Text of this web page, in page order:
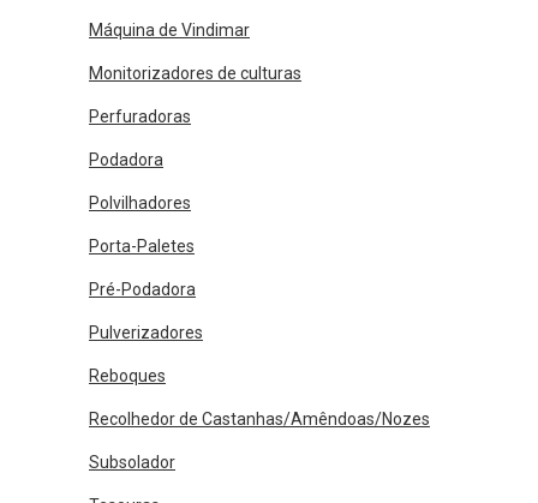
Máquina de Vindimar
Monitorizadores de culturas
Perfuradoras
Podadora
Polvilhadores
Porta-Paletes
Pré-Podadora
Pulverizadores
Reboques
Recolhedor de Castanhas/Amêndoas/Nozes
Subsolador